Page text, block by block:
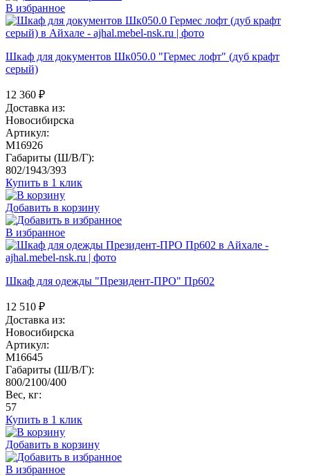
В избранное
Шкаф для документов Шк050.0 "Гермес лофт" (дуб крафт
серый)
12 360 ₽
Доставка из:
Новосибирска
Артикул:
M16926
Габариты (Ш/В/Г):
802/1943/393
Купить в 1 клик
Добавить в корзину
В избранное
Шкаф для одежды "Президент-ПРО" Пр602
12 510 ₽
Доставка из:
Новосибирска
Артикул:
M16645
Габариты (Ш/В/Г):
800/2100/400
Вес, кг:
57
Купить в 1 клик
Добавить в корзину
В избранное